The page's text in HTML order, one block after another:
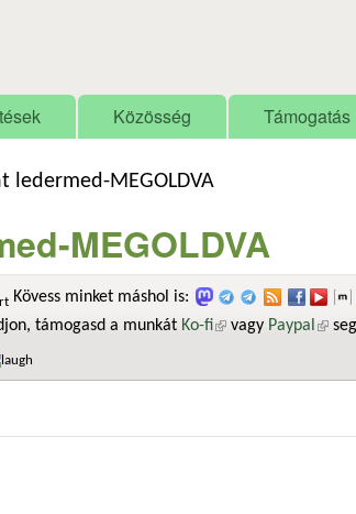
Közösség Támogatás
ledermed-MEGOLDVA
MEGOLDVA
Kövess minket máshol is:
támogasd a munkát Ko-fi(külső hivatkozás)
vagy Paypal